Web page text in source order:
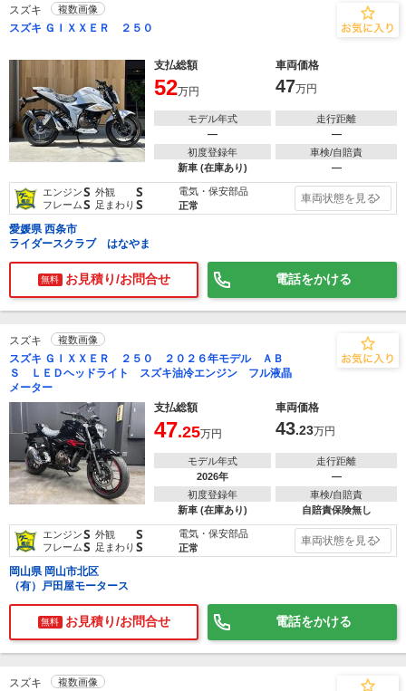
スズキ 複数画像
スズキ ＧＩＸＸＥＲ ２５０
支払総額 車両価格
52万円 47万円
モデル年式
―
走行距離
―
初度登録年
新車 (在庫あり)
車検/自賠責
―
エンジンS 外観 S
フレームS 足まわり S
電気・保安部品
正常
車両状態を見る
愛媛県 西条市
ライダースクラブ はなやま
無料 お見積り/お問合せ 電話をかける
スズキ 複数画像
スズキ ＧＩＸＸＥＲ ２５０ ２０２６年モデル ＡＢ
Ｓ ＬＥＤヘッドライト スズキ油冷エンジン フル液晶
メーター
支払総額
車両価格
47.25万円 43.23万円
モデル年式
2026年
走行距離
―
初度登録年
新車 (在庫あり)
車検/自賠責
自賠責保険無し
エンジンS 外観 S
フレームS 足まわり S
電気・保安部品
正常
車両状態を見る
岡山県 岡山市北区
（有）戸田屋モータース
無料 お見積り/お問合せ 電話をかける
スズキ 複数画像